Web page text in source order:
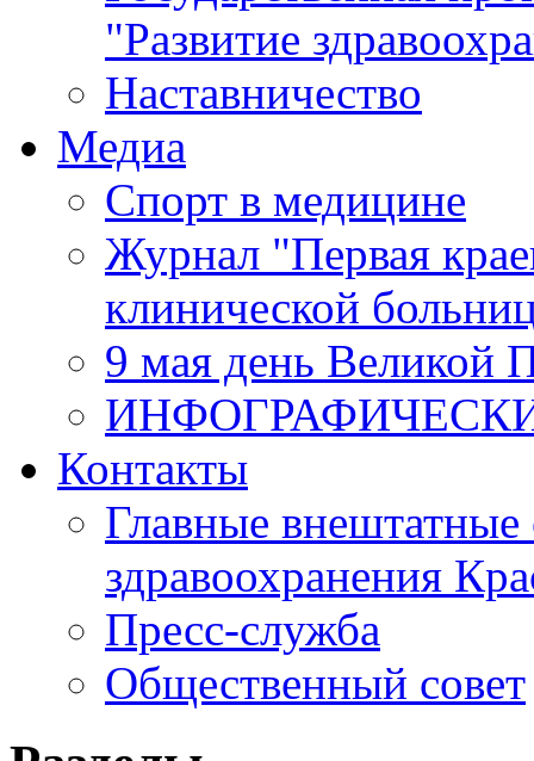
"Развитие
Наставничество
Медиа
Спорт в медицине
Журнал "Первая
клинической
9 мая день Великой
Контакты
Главные внештатные
здравоохранения
Пресс-служба
Общественный совет